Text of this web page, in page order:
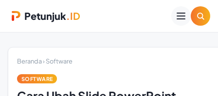
Petunjuk.ID
Beranda›Software
SOFTWARE